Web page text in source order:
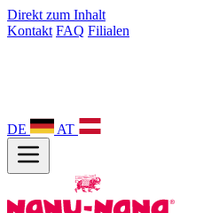
Direkt zum Inhalt
Kontakt FAQ Filialen
DE AT